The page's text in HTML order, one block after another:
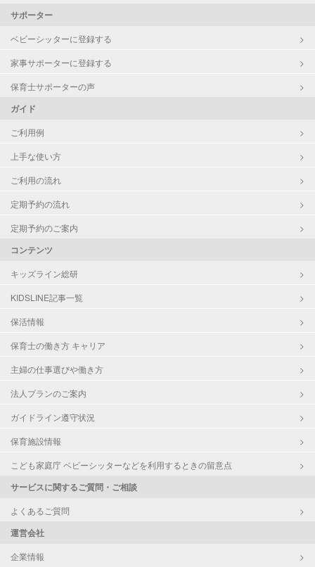
サポーター
ベビーシッターに登録する
家事サポーターに登録する
保育士サポーターの声
ガイド
ご利用例
上手な使い方
ご利用の流れ
定期予約の流れ
定期予約のご案内
コンテンツ
キッズライン総研
KIDSLINE記事一覧
保活情報
保育士の働き方 キャリア
主婦の仕事選びや働き方
法人プランのご案内
ガイドライン遵守状況
保育施設情報
こども家庭庁 ベビーシッターなどを利用するときの留意点
サービスに関するご質問・ご相談
よくあるご質問
運営会社
企業情報